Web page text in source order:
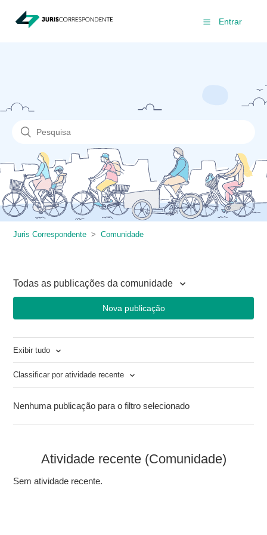
Entrar
Juris Correspondente Comunidade
Todas as publicações da comunidade
Nova publicação
Exibir tudo
Classificar por atividade recente
Nenhuma publicação para o filtro selecionado
Atividade recente (Comunidade)
Sem atividade recente.